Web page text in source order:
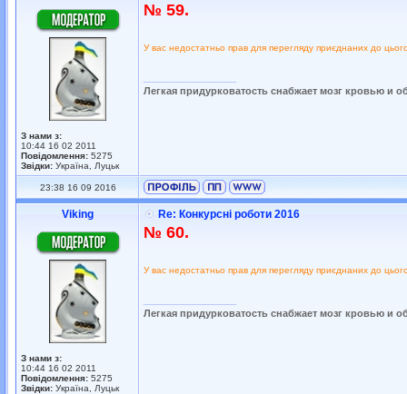
З нами з:
10:44 16 02 2011
Повідомлення: 5275
Звідки: Україна, Луцьк
№ 59.
У вас недостатньо прав для перегляду приєднаних до
Легкая придурковатость снабжает мозг кровью и
23:38 16 09 2016
Viking
З нами з:
10:44 16 02 2011
Повідомлення: 5275
Звідки: Україна, Луцьк
Re: Конкурсні роботи 2016
№ 60.
У вас недостатньо прав для перегляду приєднаних до
Легкая придурковатость снабжает мозг кровью и